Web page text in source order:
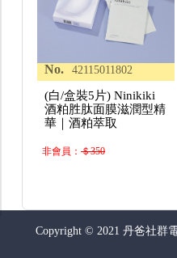
No. 42115011802
(白/盒裝5片) Ninikiki
酒粕胜肽面膜滋潤型精
華｜酒粕萃取
非會員：＄350
Copyright © 2021 丹爸社群